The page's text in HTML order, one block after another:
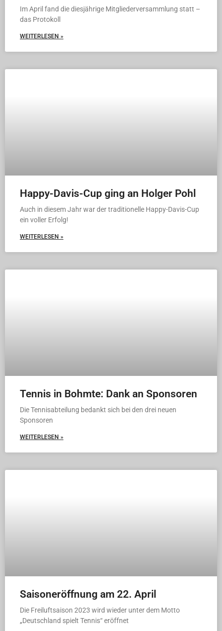
Im April fand die diesjährige Mitgliederversammlung statt –
das Protokoll
WEITERLESEN »
Happy-Davis-Cup ging an Holger Pohl
Auch in diesem Jahr war der traditionelle Happy-Davis-Cup
ein voller Erfolg!
WEITERLESEN »
Tennis in Bohmte: Dank an Sponsoren
Die Tennisabteilung bedankt sich bei den drei neuen
Sponsoren
WEITERLESEN »
Saisoneröffnung am 22. April
Die Freiluftsaison 2023 wird wieder unter dem Motto
„Deutschland spielt Tennis“ eröffnet